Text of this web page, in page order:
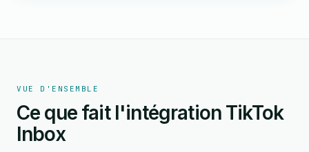
VUE D'ENSEMBLE
Ce que fait l'intégration TikTok
Inbox